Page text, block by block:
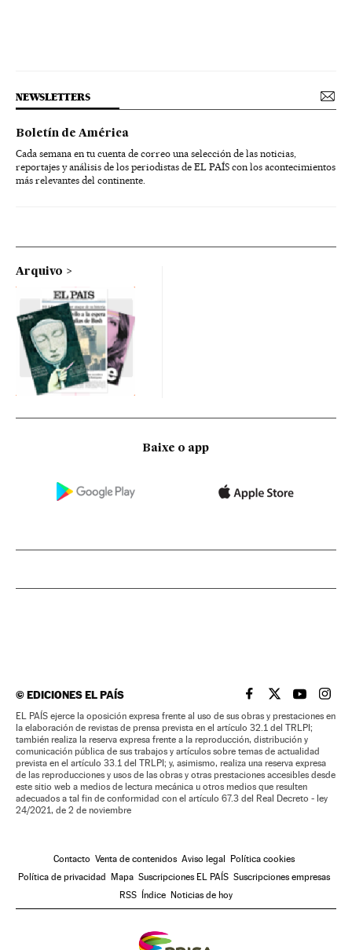
NEWSLETTERS
Boletín de América
Cada semana en tu cuenta de correo una selección de las noticias,
reportajes y análisis de los periodistas de EL PAÍS con los acontecimientos
más relevantes del continente.
Arquivo
Baixe o app
©EDICIONES EL PAÍS EL PAÍS BRASIL EN
EL PAÍSEL PAÍS
EL
EL PAÍS ejerce la oposición expresa frente al uso de sus obras y prestaciones en
la elaboración de revistas de prensa prevista en el artículo 32.1 del TRLPI;
también realiza la reserva expresa frente a la reproducción, distribución y
comunicación pública de sus trabajos y artículos sobre temas de actualidad
prevista en el artículo 33.1 del TRLPI; y, asimismo, realiza una reserva expresa
de las reproducciones y usos de las obras y otras prestaciones accesibles desde
este sitio web a medios de lectura mecánica u otros medios que resulten
adecuados a tal fin de conformidad con el artículo 67.3 del Real Decreto - ley
24/2021, de 2 de noviembre
Contacto Venta de contenidos Aviso legal Política cookies
Política de privacidad Mapa Suscripciones EL PAÍS Suscripciones empresas
RSS Índice Noticias de hoy